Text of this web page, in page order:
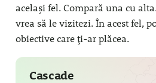
același fel. Compară una cu
vrea să le vizitezi. În acest fel,
obiective care ți-ar plăcea.
Cascade